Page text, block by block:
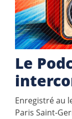
Le
Enregistré au
Paris Saint-